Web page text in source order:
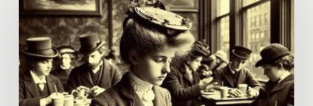
dovrebbero
bandire
gli
smartphones
durante
le